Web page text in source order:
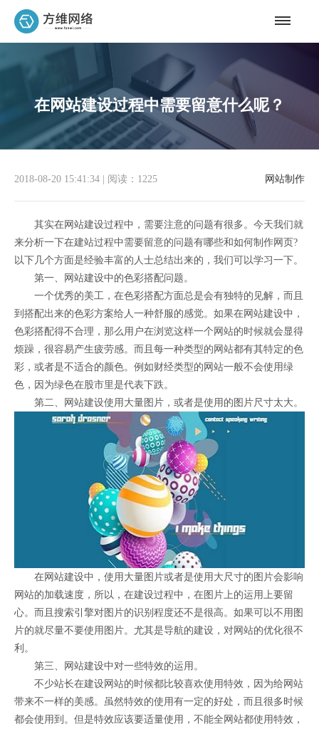
在网站建设过程中需要留意什么呢？
网站制作
2018-08-20 15:41:34 阅读：1225
其实在网站建设过程中，需要注意的问题有很多。今天我们就
来分析一下在建站过程中需要留意的问题有哪些和如何制作网页?
以下几个方面是经验丰富的人士总结出来的，我们可以学习一下。
第一、网站建设中的色彩搭配问题。
一个优秀的美工，在色彩搭配方面总是会有独特的见解，而且
到搭配出来的色彩方案给人一种舒服的感觉。如果在网站建设中，
色彩搭配得不合理，那么用户在浏览这样一个网站的时候就会显得
烦躁，很容易产生疲劳感。而且每一种类型的网站都有其特定的色
彩，或者是不适合的颜色。例如财经类型的网站一般不会使用绿
色，因为绿色在股市里是代表下跌。
第二、网站建设使用大量图片，或者是使用的图片尺寸太大。
在网站建设中，使用大量图片或者是使用大尺寸的图片会影响
网站的加载速度，所以，在建设过程中，在图片上的运用上要留
心。而且搜索引擎对图片的识别程度还不是很高。如果可以不用图
片的就尽量不要使用图片。尤其是导航的建设，对网站的优化很不
利。
第三、网站建设中对一些特效的运用。
不少站长在建设网站的时候都比较喜欢使用特效，因为给网站
带来不一样的美感。虽然特效的使用有一定的好处，而且很多时候
都会使用到。但是特效应该要适量使用，不能全网站都使用特效，